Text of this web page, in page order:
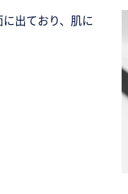
出ており、肌に